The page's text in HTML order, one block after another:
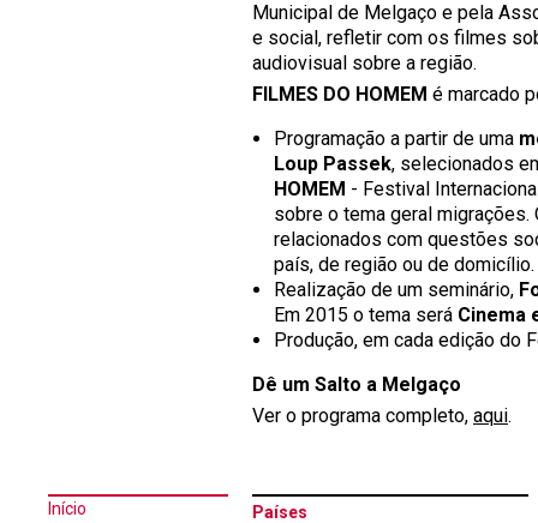
Municipal de Melgaço e pela
e social, refletir com os filmes
audiovisual sobre a região.
FILMES DO HOMEM é marcado
Programação a partir de uma
Loup Passek, selecionados
HOMEM - Festival
sobre o tema geral
relacionados com questões
país, de região ou de domicílio.
Realização de um seminário,
Em 2015 o tema será Cinema
Produção, em cada edição do
Dê um Salto a Melgaço
Ver o programa completo, aqui.
Início
Países